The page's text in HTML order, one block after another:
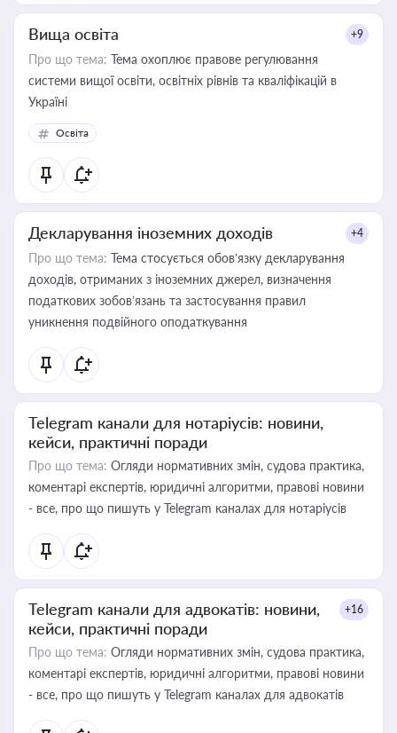
Вища освіта +9
Про що тема: Тема охоплює правове регулювання
системи вищої освіти, освітніх рівнів та кваліфікацій в
Україні
Освіта
Декларування іноземних доходів +4
Про що тема: Тема стосується обов’язку декларування
доходів, отриманих з іноземних джерел, визначення
податкових зобов’язань та застосування правил
уникнення подвійного оподаткування
Telegram канали для нотаріусів: новини,
кейси, практичні поради
Про що тема: Огляди нормативних змін, судова практика,
коментарі експертів, юридичні алгоритми, правові новини
- все, про що пишуть у Telegram каналах для нотаріусів
Telegram канали для адвокатів: новини,
кейси, практичні поради
+16
Про що тема: Огляди нормативних змін, судова практика,
коментарі експертів, юридичні алгоритми, правові новини
- все, про що пишуть у Telegram каналах для адвокатів